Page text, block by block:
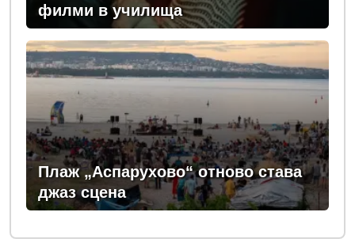
филми в училища
Плаж „Аспарухово“ отново става
джаз сцена